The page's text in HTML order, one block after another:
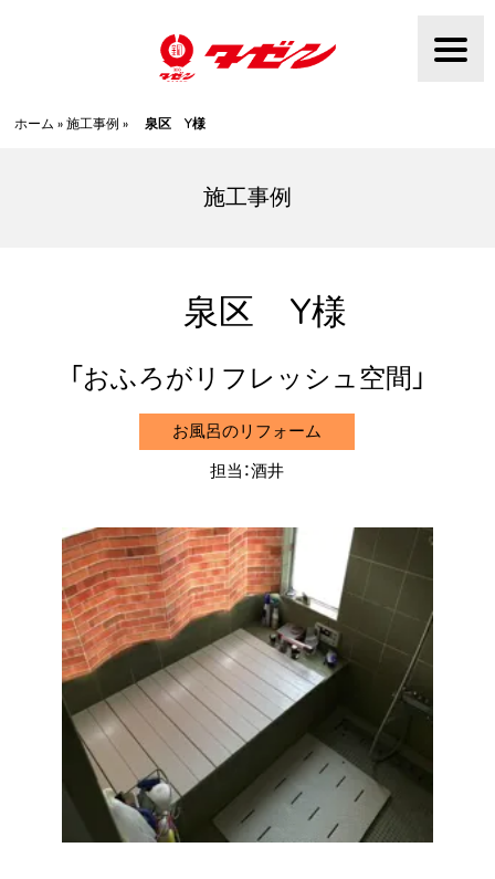
ホーム »施工事例 » 泉区 Y様
施工事例
泉区 Y様
おふろがリフレッシュ空間
お風呂のリフォーム
担当：酒井